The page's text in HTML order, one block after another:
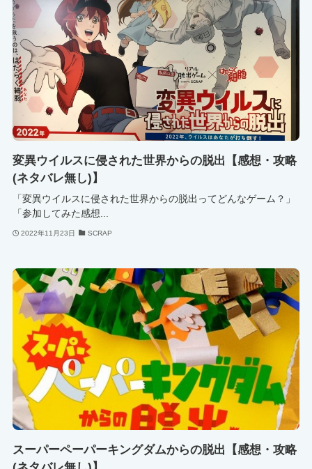
変異ウイルスに侵された世界からの脱出【感想・攻略
(ネタバレ無し)】
「変異ウイルスに侵された世界からの脱出ってどんなゲーム？」
「参加してみた感想...
2022年11月23日 SCRAP
スーパーペーパーキングダムからの脱出【感想・攻略